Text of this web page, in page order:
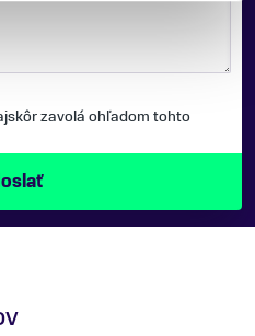
zavolá ohľadom tohto